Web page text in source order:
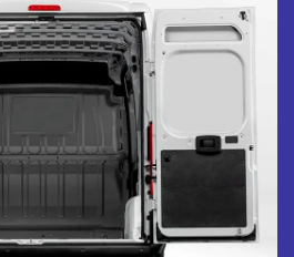
AMPLA ABERTURA DA